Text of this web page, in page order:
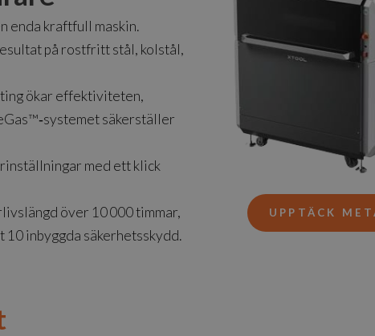
enda kraftfull maskin.
på rostfritt stål, kolstål,
ökar effektiviteten,
säkerställer
med ett klick
över 10 000 timmar,
inbyggda säkerhetsskydd.
UPPTÄCK